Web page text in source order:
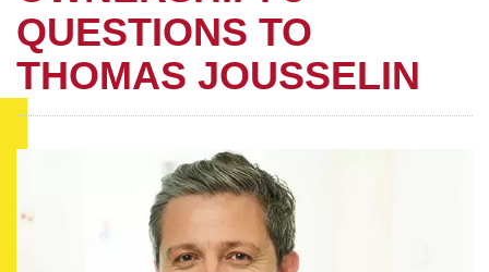
QUESTIONS TO
THOMAS JOUSSELIN